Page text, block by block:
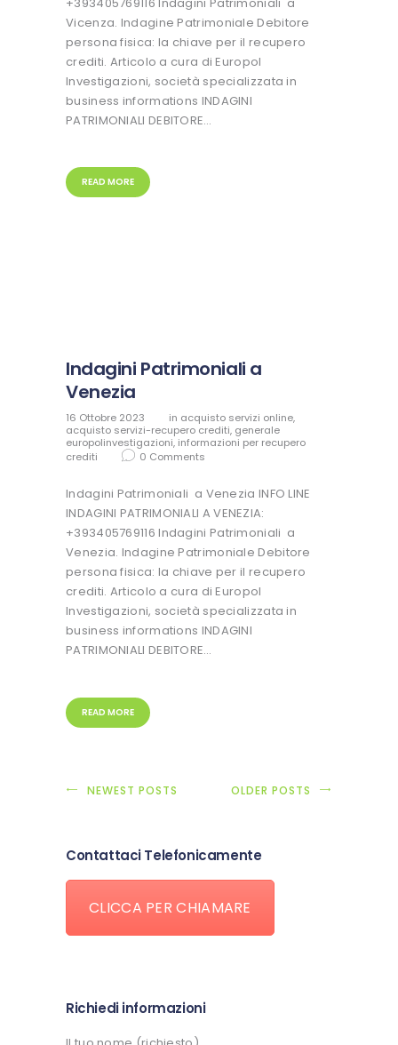
Vicenza. Indagine Patrimoniale Debitore
persona fisica: la chiave per il recupero
crediti. Articolo a cura di Europol
Investigazioni, società specializzata in
business informations INDAGINI
PATRIMONIALI DEBITORE…
READ MORE
Indagini Patrimoniali a
Venezia
16 Ottobre 2023 in acquisto servizi online,
acquisto servizi-recupero crediti, generale
europolinvestigazioni, informazioni per recupero
crediti
0 Comments
Indagini Patrimoniali a Venezia INFO LINE
INDAGINI PATRIMONIALI A VENEZIA:
+393405769116 Indagini Patrimoniali a
Venezia. Indagine Patrimoniale Debitore
persona fisica: la chiave per il recupero
crediti. Articolo a cura di Europol
Investigazioni, società specializzata in
business informations INDAGINI
PATRIMONIALI DEBITORE…
READ MORE
NEWEST POSTS OLDER POSTS
Contattaci Telefonicamente
CLICCA PER CHIAMARE
Richiedi informazioni